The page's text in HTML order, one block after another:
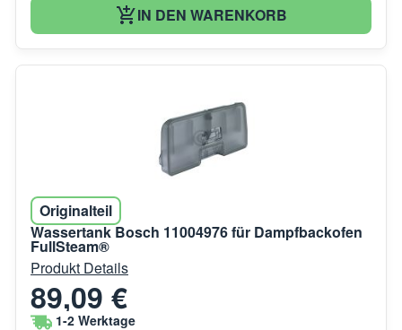
IN DEN WARENKORB
Originalteil
Wassertank Bosch 11004976 für Dampfbackofen
FullSteam®
Produkt Details
89,09 €
1-2 Werktage